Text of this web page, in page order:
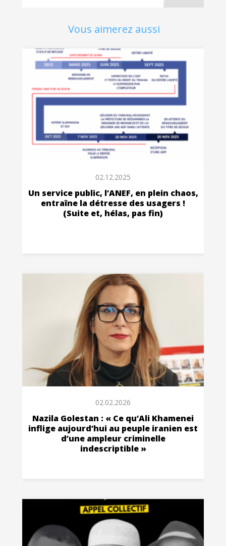
Vous aimerez aussi
02.12.2025
Un service public, l’ANEF, en plein chaos,
entraîne la détresse des usagers !
(Suite et, hélas, pas fin)
02.02.2026
Nazila Golestan : « Ce qu’Ali Khamenei
inflige aujourd’hui au peuple iranien est
d’une ampleur criminelle
indescriptible »